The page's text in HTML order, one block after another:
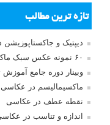
تازه ترین مطالب
دیپتیک و
۶۰ نمونه عکس سبک ماکسیمالیسم
وبینار دوره جامع
ماکسیمالیسم در عکاسی
نقطه عطف در عکاسی
اندازه و تناسب در